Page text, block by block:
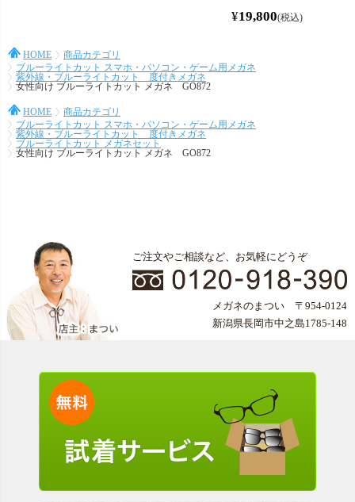
¥19,800 税込
HOME
商品カテゴリ
ブルーライトカット スマホ・パソコン・ゲーム用メガネ
紫外線・ブルーライトカット 度付きメガネ
女性向け ブルーライトカット メガネ GO872
HOME
商品カテゴリ
ブルーライトカット スマホ・パソコン・ゲーム用メガネ
紫外線・ブルーライトカット 度付きメガネ
ブルーライトカット メガネセット
女性向け ブルーライトカット メガネ GO872
ご注文やご相談など、お気軽にどうぞ
メガネのまつい 〒954-0124
新潟県長岡市中之島1785-148